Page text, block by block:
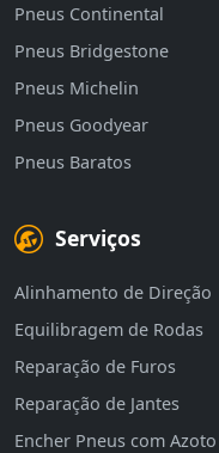
Pneus Continental
Pneus Bridgestone
Pneus Michelin
Pneus Goodyear
Pneus Baratos
Serviços
Alinhamento de Direção
Equilibragem de Rodas
Reparação de Furos
Reparação de Jantes
Encher Pneus com Azoto